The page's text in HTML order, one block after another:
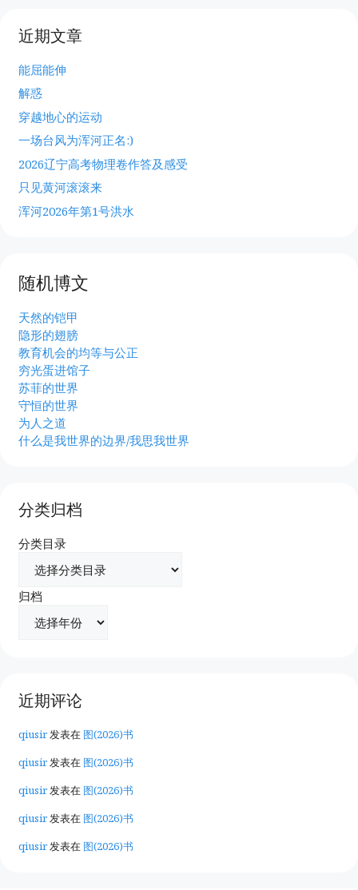
近期文章
能屈能伸
解惑
穿越地心的运动
一场台风为浑河正名:)
2026辽宁高考物理卷作答及感受
只见黄河滚滚来
浑河2026年第1号洪水
随机博文
天然的铠甲
隐形的翅膀
教育机会的均等与公正
穷光蛋进馆子
苏菲的世界
守恒的世界
为人之道
什么是我世界的边界/我思我世界
分类归档
分类目录
归档
近期评论
qiusir发表在 图(2026)书
qiusir发表在 图(2026)书
qiusir发表在 图(2026)书
qiusir发表在 图(2026)书
qiusir发表在 图(2026)书